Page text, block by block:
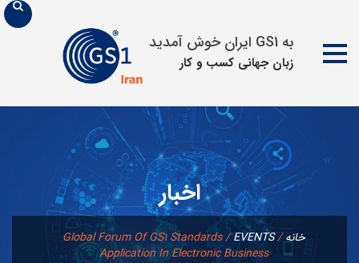
به GS1 ایران خوش آمدید
زبان جهانی كسب و كار
محتوا
اخبار
خانه/
EVENTS
/
Global Forum Of GS1 Standards
Application In Electronic Business